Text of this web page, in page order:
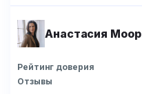
Анастасия Моор
Рейтинг доверия
Отзывы